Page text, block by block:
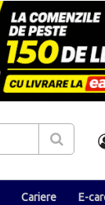
Cariere E-